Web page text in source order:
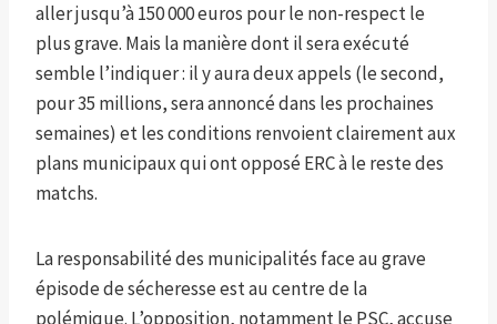
aller jusqu’à 150 000 euros pour le non-respect le
plus grave. Mais la manière dont il sera exécuté
semble l’indiquer : il y aura deux appels (le second,
pour 35 millions, sera annoncé dans les prochaines
semaines) et les conditions renvoient clairement aux
plans municipaux qui ont opposé ERC à le reste des
matchs.
La responsabilité des municipalités face au grave
épisode de sécheresse est au centre de la
polémique. L’opposition, notamment le PSC, accuse